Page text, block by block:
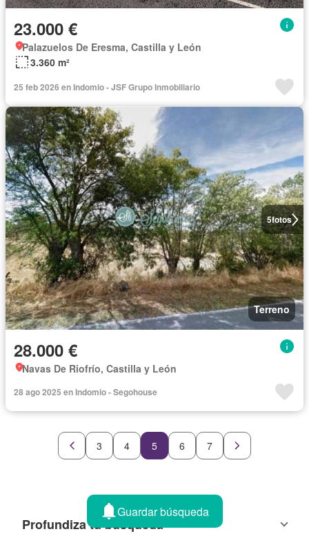
23.000 €
Palazuelos De Eresma, Castilla y León
3.360 m²
25 feb 2026 en Indomio - JSF Grupo Inmobiliario
5fotos
Terreno
28.000 €
Navas De Riofrío, Castilla y León
28 ago 2025 en Indomio - Segohouse
3 4 5 6 7
Profundiza tu búsqueda
Guardar búsqueda